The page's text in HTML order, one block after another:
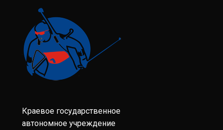
Краевое государственное
автономное учреждение